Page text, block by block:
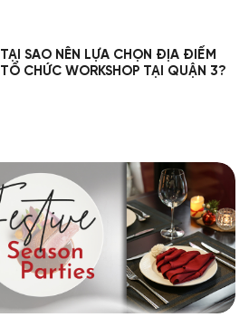
TẠI SAO NÊN LỰA CHỌN ĐỊA ĐIỂM
TỔ CHỨC WORKSHOP TẠI QUẬN 3?